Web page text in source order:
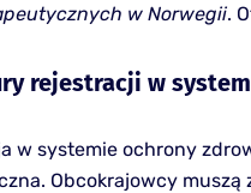
w Norwegii.
rejestracji w
w systemie ochrony
Obcokrajowcy muszą